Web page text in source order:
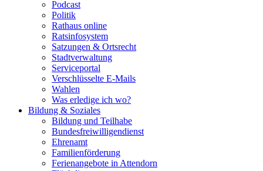
Podcast
Politik
Rathaus online
Ratsinfosystem
Satzungen & Ortsrecht
Stadtverwaltung
Serviceportal
Verschlüsselte E-Mails
Wahlen
Was erledige ich wo?
Bildung & Soziales
Bildung und Teilhabe
Bundesfreiwilligendienst
Ehrenamt
Familienförderung
Ferienangebote in Attendorn